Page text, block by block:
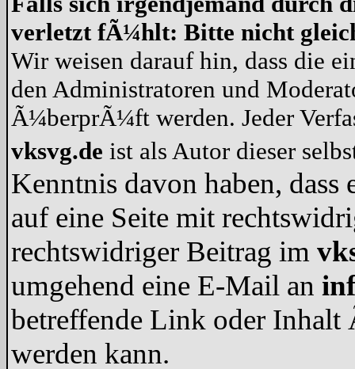
verletzt fÃ¼hlt: Bitte nicht
Wir weisen darauf hin, dass die
den Administratoren und
Ã¼berprÃ¼ft werden. Jeder
vksvg.de ist als Autor dieser
Kenntnis davon haben,
auf eine Seite mit
rechtswidriger Beitrag im
umgehend eine E-Mail an
betreffende Link oder
werden kann.